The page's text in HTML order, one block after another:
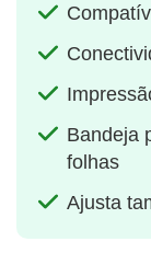
Bandeja
folhas
Ajusta